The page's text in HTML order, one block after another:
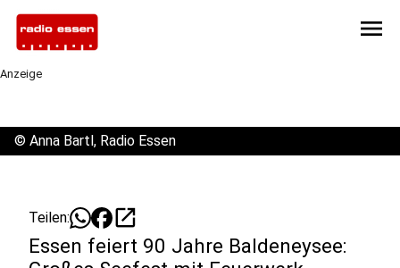
menu
Anzeige
© Anna Bartl, Radio Essen
Teilen: open_in_new
Essen feiert 90 Jahre Baldeneysee: